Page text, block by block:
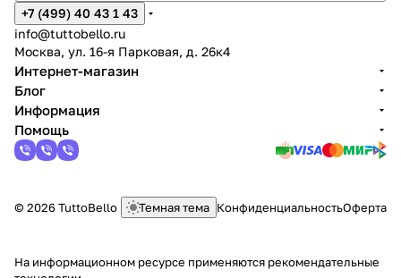
+7 (499) 40 43 1 43
info@tuttobello.ru
Москва, ул. 16-я Парковая, д. 26к4
Интернет-магазин
Блог
Информация
Помощь
© 2026 TuttoBello Темная тема КонфиденциальностьОферта
На информационном ресурсе применяются рекомендательные